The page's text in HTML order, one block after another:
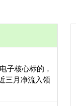
子核心标的，
三月净流入领